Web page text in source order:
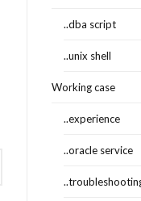
..dba script
..unix shell
Working case
..experience
..oracle service